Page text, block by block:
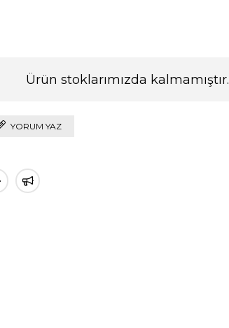
Ürün stoklarımızda kalmamıştır.
YORUM YAZ